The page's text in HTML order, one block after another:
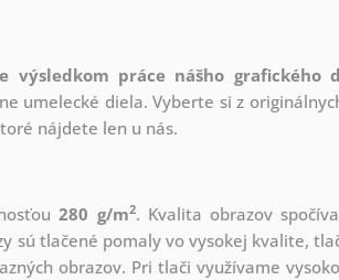
výsledkom práce nášho grafického
umelecké diela. Vyberte si z
nájdete len u nás.
280 g/m2. Kvalita obrazov
sú tlačené pomaly vo vysokej kvalite,
obrazov. Pri tlači využívame